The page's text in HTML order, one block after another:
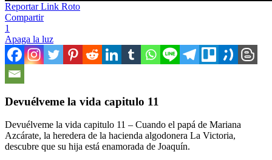
Reportar Link Roto
Compartir
1
Apaga la luz
Devuélveme la vida capitulo 11
Devuélveme la vida capitulo 11 – Cuando el papá de Mariana
Azcárate, la heredera de la hacienda algodonera La Victoria,
descubre que su hija está enamorada de Joaquín.